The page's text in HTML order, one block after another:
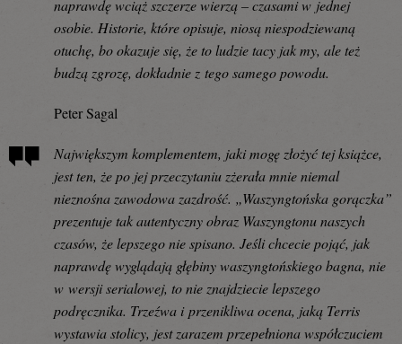
naprawdę wciąż szczerze wierzą – czasami w jednej
osobie. Historie, które opisuje, niosą niespodziewaną
otuchę, bo okazuje się, że to ludzie tacy jak my, ale też
budzą zgrozę, dokładnie z tego samego powodu.
Peter Sagal
Największym komplementem, jaki mogę złożyć tej książce,
jest ten, że po jej przeczytaniu zżerała mnie niemal
nieznośna zawodowa zazdrość. „Waszyngtońska gorączka”
prezentuje tak autentyczny obraz Waszyngtonu naszych
czasów, że lepszego nie spisano. Jeśli chcecie pojąć, jak
naprawdę wyglądają głębiny waszyngtońskiego bagna, nie
w wersji serialowej, to nie znajdziecie lepszego
podręcznika. Trzeźwa i przenikliwa ocena, jaką Terris
wystawia stolicy, jest zarazem przepełniona współczuciem